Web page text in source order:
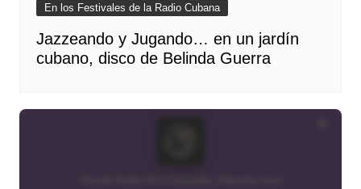
En los Festivales de la Radio Cubana
Jazzeando y Jugando… en un jardín
cubano, disco de Belinda Guerra